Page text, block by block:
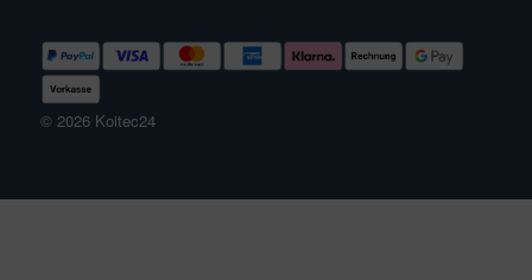
© 2026 Koitec24